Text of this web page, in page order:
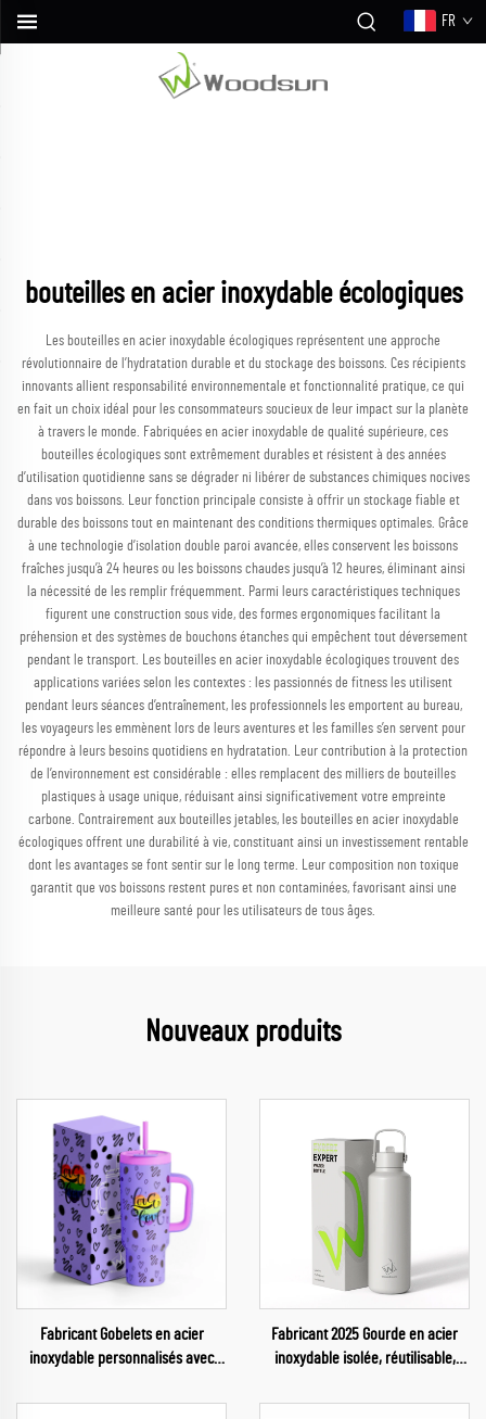
FR
bouteilles en acier inoxydable écologiques
Les bouteilles en acier inoxydable écologiques représentent une approche
révolutionnaire de l’hydratation durable et du stockage des boissons. Ces récipients
innovants allient responsabilité environnementale et fonctionnalité pratique, ce qui
en fait un choix idéal pour les consommateurs soucieux de leur impact sur la planète
à travers le monde. Fabriquées en acier inoxydable de qualité supérieure, ces
bouteilles écologiques sont extrêmement durables et résistent à des années
d’utilisation quotidienne sans se dégrader ni libérer de substances chimiques nocives
dans vos boissons. Leur fonction principale consiste à offrir un stockage fiable et
durable des boissons tout en maintenant des conditions thermiques optimales. Grâce
à une technologie d’isolation double paroi avancée, elles conservent les boissons
fraîches jusqu’à 24 heures ou les boissons chaudes jusqu’à 12 heures, éliminant ainsi
la nécessité de les remplir fréquemment. Parmi leurs caractéristiques techniques
figurent une construction sous vide, des formes ergonomiques facilitant la
préhension et des systèmes de bouchons étanches qui empêchent tout déversement
pendant le transport. Les bouteilles en acier inoxydable écologiques trouvent des
applications variées selon les contextes : les passionnés de fitness les utilisent
pendant leurs séances d’entraînement, les professionnels les emportent au bureau,
les voyageurs les emmènent lors de leurs aventures et les familles s’en servent pour
répondre à leurs besoins quotidiens en hydratation. Leur contribution à la protection
de l’environnement est considérable : elles remplacent des milliers de bouteilles
plastiques à usage unique, réduisant ainsi significativement votre empreinte
carbone. Contrairement aux bouteilles jetables, les bouteilles en acier inoxydable
écologiques offrent une durabilité à vie, constituant ainsi un investissement rentable
dont les avantages se font sentir sur le long terme. Leur composition non toxique
garantit que vos boissons restent pures et non contaminées, favorisant ainsi une
meilleure santé pour les utilisateurs de tous âges.
Nouveaux produits
Fabricant Gobelets en acier
inoxydable personnalisés avec
parade fierté LGBT
Fabricant 2025 Gourde en acier
inoxydable isolée, réutilisable,